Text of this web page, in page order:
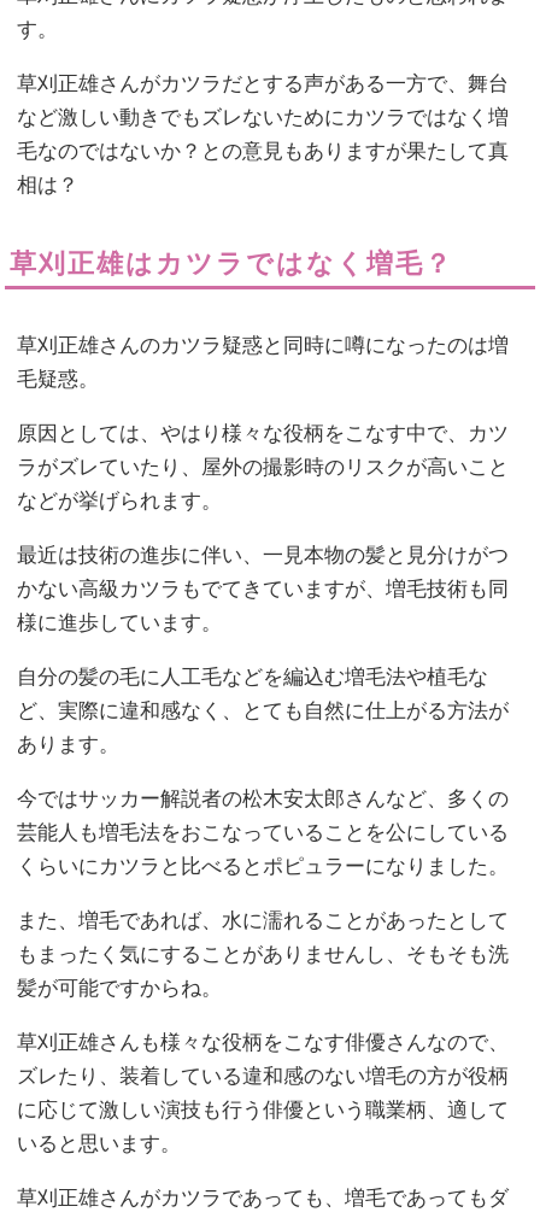
す。
草刈正雄さんがカツラだとする声がある一方で、舞台
など激しい動きでもズレないためにカツラではなく増
毛なのではないか？との意見もありますが果たして真
相は？
草刈正雄はカツラではなく増毛？
草刈正雄さんのカツラ疑惑と同時に噂になったのは増
毛疑惑。
原因としては、やはり様々な役柄をこなす中で、カツ
ラがズレていたり、屋外の撮影時のリスクが高いこと
などが挙げられます。
最近は技術の進歩に伴い、一見本物の髪と見分けがつ
かない高級カツラもでてきていますが、増毛技術も同
様に進歩しています。
自分の髪の毛に人工毛などを編込む増毛法や植毛な
ど、実際に違和感なく、とても自然に仕上がる方法が
あります。
今ではサッカー解説者の松木安太郎さんなど、多くの
芸能人も増毛法をおこなっていることを公にしている
くらいにカツラと比べるとポピュラーになりました。
また、増毛であれば、水に濡れることがあったとして
もまったく気にすることがありませんし、そもそも洗
髪が可能ですからね。
草刈正雄さんも様々な役柄をこなす俳優さんなので、
ズレたり、装着している違和感のない増毛の方が役柄
に応じて激しい演技も行う俳優という職業柄、適して
いると思います。
草刈正雄さんがカツラであっても、増毛であってもダ